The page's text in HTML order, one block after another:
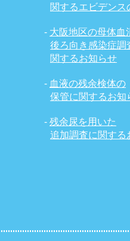
関するエビデンス
- 大阪地区の母体血
後ろ向き感染症調
関するお知らせ
- 血液の残余検体の
保管に関するお知
-残余尿を用いた
追加調査に関する